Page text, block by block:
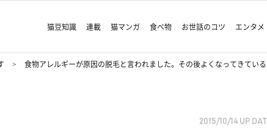
猫豆知識 連載 猫マンガ 食べ物 お世話のコツ エンタメ
食物アレルギーが原因の脱毛と言われました。その後よくなってきてい
2015/10/14 UP